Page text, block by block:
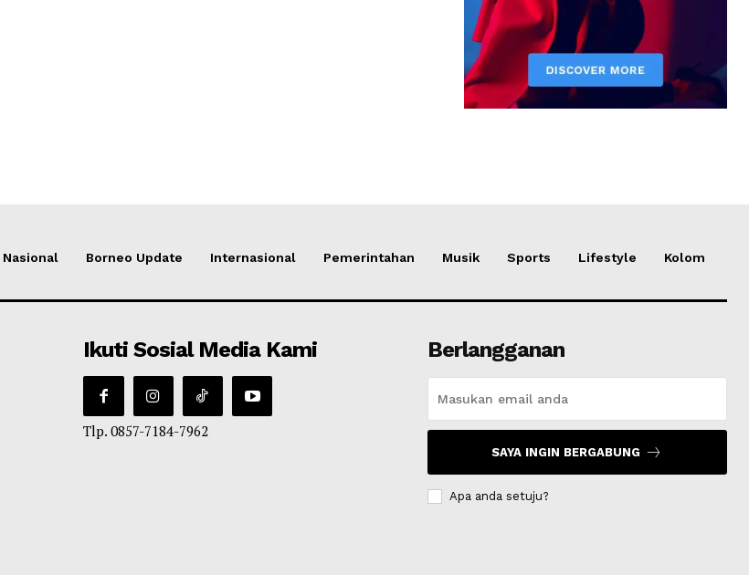
Nasional Borneo Update Internasional Pemerintahan Musik Sports Lifestyle Kolom
Ikuti Sosial Media Kami
Tlp. 0857-7184-7962
Berlangganan
SAYA INGIN BERGABUNG
Apa anda setuju?